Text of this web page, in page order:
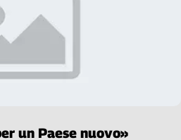
un Paese nuovo»